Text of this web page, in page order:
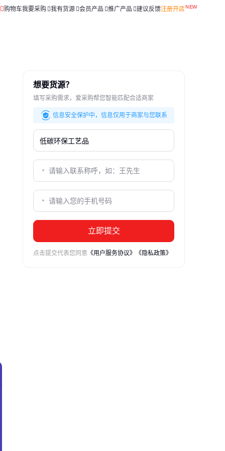
购物车我要采购 我有货源 会员产品 推广产品 建议反馈注册开店
想要货源？
填写采购需求，爱采购帮您智能匹配合适商家
信息安全保护中，信息仅用于商家与您联系
立即提交
点击提交代表您同意 《用户服务协议》 《隐私政策》